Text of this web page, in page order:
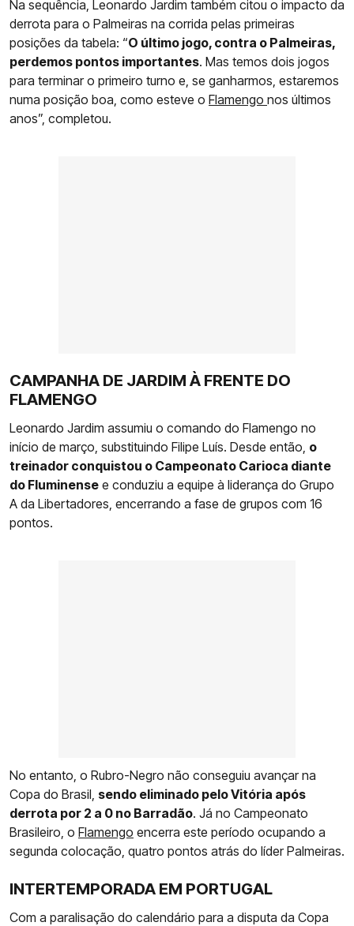
Na sequência, Leonardo Jardim também citou o impacto da
derrota para o Palmeiras na corrida pelas primeiras
posições da tabela: “O último jogo, contra o Palmeiras,
perdemos pontos importantes. Mas temos dois jogos
para terminar o primeiro turno e, se ganharmos, estaremos
numa posição boa, como esteve o Flamengo nos últimos
anos”, completou.
CAMPANHA DE JARDIM À FRENTE DO
FLAMENGO
Leonardo Jardim assumiu o comando do Flamengo no
início de março, substituindo Filipe Luís. Desde então, o
treinador conquistou o Campeonato Carioca diante
do Fluminense e conduziu a equipe à liderança do Grupo
A da Libertadores, encerrando a fase de grupos com 16
pontos.
No entanto, o Rubro-Negro não conseguiu avançar na
Copa do Brasil, sendo eliminado pelo Vitória após
derrota por 2 a 0 no Barradão. Já no Campeonato
Brasileiro, o Flamengo encerra este período ocupando a
segunda colocação, quatro pontos atrás do líder Palmeiras.
INTERTEMPORADA EM PORTUGAL
Com a paralisação do calendário para a disputa da Copa